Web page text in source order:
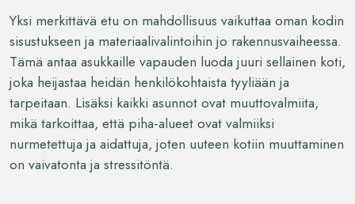
Yksi merkittävä etu on mahdollisuus vaikuttaa oman kodin
sisustukseen ja materiaalivalintoihin jo rakennusvaiheessa.
Tämä antaa asukkaille vapauden luoda juuri sellainen koti,
joka heijastaa heidän henkilökohtaista tyyliään ja
tarpeitaan. Lisäksi kaikki asunnot ovat muuttovalmiita,
mikä tarkoittaa, että piha-alueet ovat valmiiksi
nurmetettuja ja aidattuja, joten uuteen kotiin muuttaminen
on vaivatonta ja stressitöntä.